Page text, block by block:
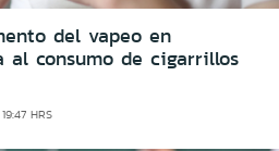
del vapeo en
al consumo de cigarrillos
HRS